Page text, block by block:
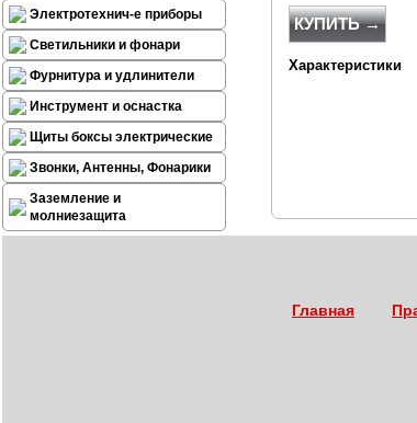
Электротехнич-е приборы
Светильники и фонари
Фурнитура и удлинители
Инструмент и оснастка
Щиты боксы электрические
Звонки, Антенны, Фонарики
Заземление и
молниезащита
КУПИТЬ →
Характеристики
Главная